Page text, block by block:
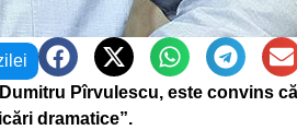
Pîrvulescu, este convins
dramatice”.